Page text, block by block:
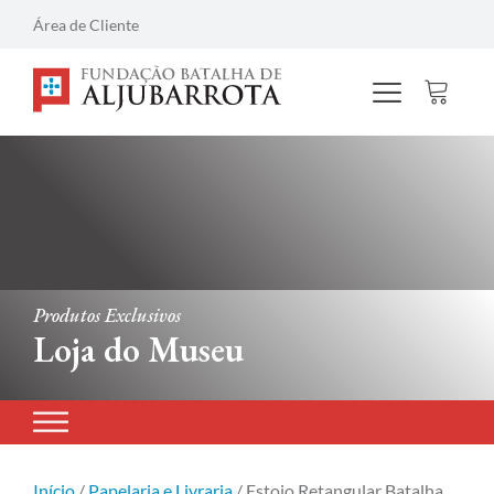
Área de Cliente
Produtos Exclusivos
Loja do Museu